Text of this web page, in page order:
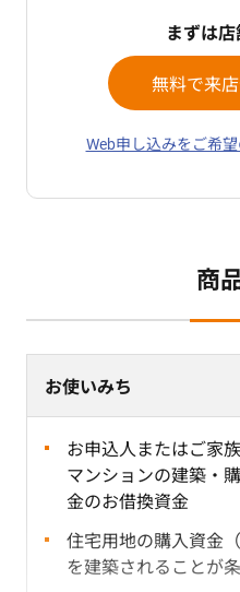
まずは
無料で来
Web申し込みをご希
商
お使いみち
お申込人またはご家
マンションの建築・
金のお借換資金
住宅用地の購入資金
を建築されることが